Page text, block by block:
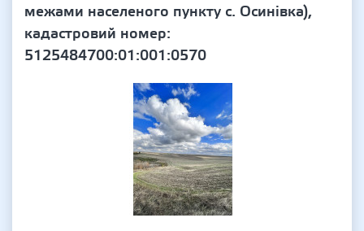
межами населеного пункту с. Осинівка),
кадастровий номер:
5125484700:01:001:0570